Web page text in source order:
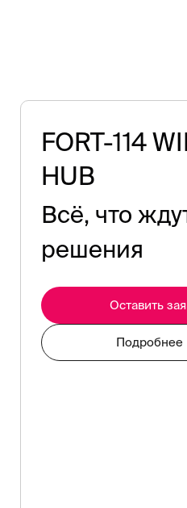
FORT-114
HUB
Всё, что
решения
Оставить
Подробнее